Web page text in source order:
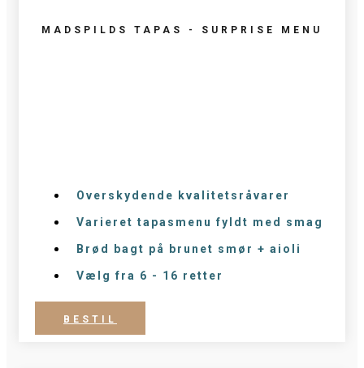
MADSPILDS TAPAS - SURPRISE MENU
Overskydende kvalitetsråvarer
Varieret tapasmenu fyldt med smag
Brød bagt på brunet smør + aioli
Vælg fra 6 - 16 retter
BESTIL